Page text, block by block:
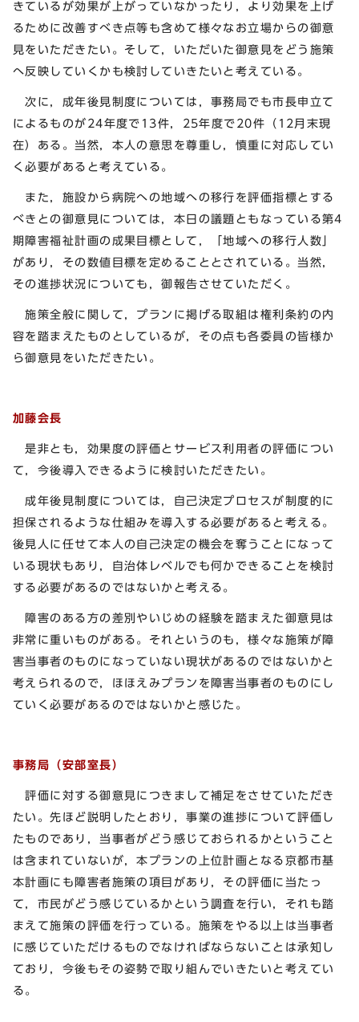
きているが効果が上がっていなかったり，より効果を上げ
るために改善すべき点等も含めて様々なお立場からの御意
見をいただきたい。そして，いただいた御意見をどう施策
へ反映していくかも検討していきたいと考えている。
次に，成年後見制度については，事務局でも市長申立て
によるものが24年度で13件，25年度で20件（12月末現
在）ある。当然，本人の意思を尊重し，慎重に対応してい
く必要があると考えている。
また，施設から病院への地域への移行を評価指標とする
べきとの御意見については，本日の議題ともなっている第4
期障害福祉計画の成果目標として，「地域への移行人数」
があり，その数値目標を定めることとされている。当然，
その進捗状況についても，御報告させていただく。
施策全般に関して，プランに掲げる取組は権利条約の内
容を踏まえたものとしているが，その点も各委員の皆様か
ら御意見をいただきたい。
加藤会長
是非とも，効果度の評価とサービス利用者の評価につい
て，今後導入できるように検討いただきたい。
成年後見制度については，自己決定プロセスが制度的に
担保されるような仕組みを導入する必要があると考える。
後見人に任せて本人の自己決定の機会を奪うことになって
いる現状もあり，自治体レベルでも何かできることを検討
する必要があるのではないかと考える。
障害のある方の差別やいじめの経験を踏まえた御意見は
非常に重いものがある。それというのも，様々な施策が障
害当事者のものになっていない現状があるのではないかと
考えられるので，ほほえみプランを障害当事者のものにし
ていく必要があるのではないかと感じた。
事務局（安部室長）
評価に対する御意見につきまして補足をさせていただき
たい。先ほど説明したとおり，事業の進捗について評価し
たものであり，当事者がどう感じておられるかということ
は含まれていないが，本プランの上位計画となる京都市基
本計画にも障害者施策の項目があり，その評価に当たっ
て，市民がどう感じているかという調査を行い，それも踏
まえて施策の評価を行っている。施策をやる以上は当事者
に感じていただけるものでなければならないことは承知し
ており，今後もその姿勢で取り組んでいきたいと考えてい
る。